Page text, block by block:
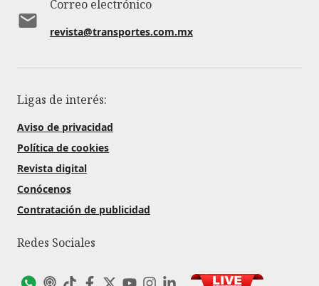
Correo electrónico
revista@transportes.com.mx
Ligas de interés:
Aviso de privacidad
Política de cookies
Revista digital
Conócenos
Contratación de publicidad
Redes Sociales